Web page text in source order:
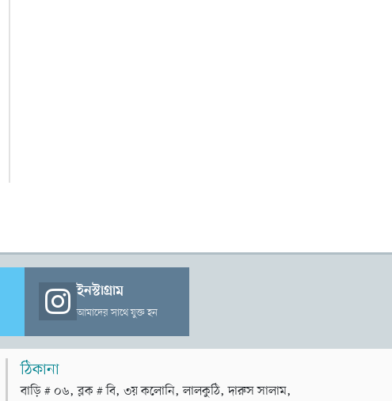
ইনস্টাগ্রাম
আমাদের সাথে যুক্ত হন
ঠিকানা
বাড়ি # ০৬, ব্লক # বি, ৩য় কলোনি, লালকুঠি, দারুস সালাম,